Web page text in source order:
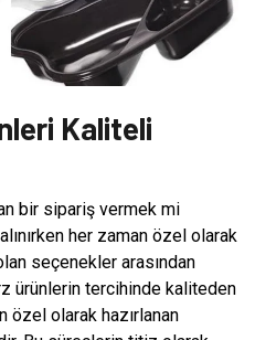
Kaliteli
bir sipariş vermek mi
her zaman özel olarak
seçenekler arasından
ürünlerin tercihinde kaliteden
özel olarak hazırlanan